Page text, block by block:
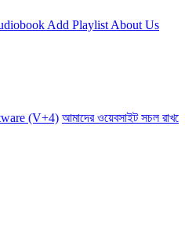
Add Playlist About Us
(V+4) আমাদের ওয়েবসাইট সচল